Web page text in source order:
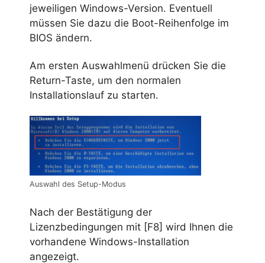
jeweiligen Windows-Version. Eventuell
müssen Sie dazu die Boot-Reihenfolge im
BIOS ändern.
Am ersten Auswahlmenü drücken Sie die
Return-Taste, um den normalen
Installationslauf zu starten.
Auswahl des Setup-Modus
Nach der Bestätigung der
Lizenzbedingungen mit [F8] wird Ihnen die
vorhandene Windows-Installation
angezeigt.